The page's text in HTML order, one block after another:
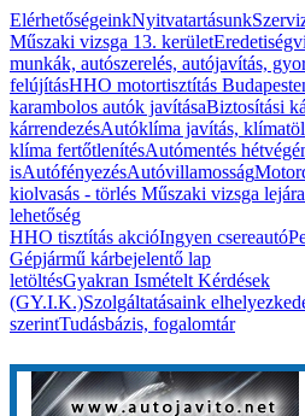
ElérhetőségeinkNyitvatartásunk
Műszaki vizsga 13. kerület
munkák, autószerelés, autójavítás,
felújításHHO motortisztítás
karambolos autók javításaBiztosítási
kárrendezésAutóklíma javítás,
klíma fertőtlenítésAutómentés
isAutófényezésAutóvillamosság
kiolvasás - törlés Műszaki vizsga
lehetőség
HHO tisztítás akcióIngyen csereautó
Gépjármű kárbejelentő lap
letöltésGyakran Ismételt Kérdések
(GY.I.K.)Szolgáltatásaink
szerintTudásbázis, fogalomtár